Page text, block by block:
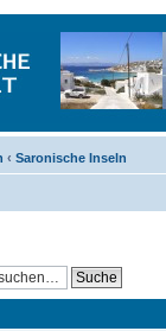
‹ Saronische Inseln